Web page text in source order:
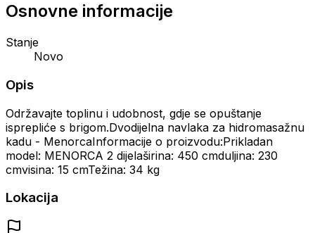
Osnovne informacije
Stanje
Novo
Opis
Održavajte toplinu i udobnost, gdje se opuštanje
isprepliće s brigom.Dvodijelna navlaka za hidromasažnu
kadu - MenorcaInformacije o proizvodu:Prikladan
model: MENORCA 2 dijelaširina: 450 cmduljina: 230
cmvisina: 15 cmTežina: 34 kg
Lokacija